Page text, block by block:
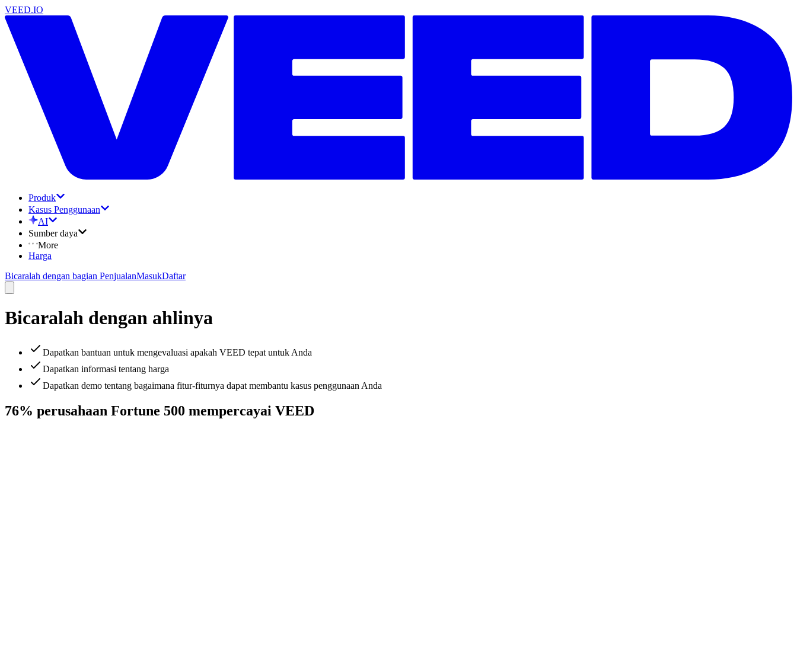
VEED.IO
Produk
Kasus Penggunaan
AI
Sumber daya
More
Harga
Bicaralah dengan bagian PenjualanMasukDaftar
Bicaralah dengan ahlinya
Dapatkan bantuan untuk mengevaluasi apakah VEED tepat untuk Anda
Dapatkan informasi tentang harga
Dapatkan demo tentang bagaimana fitur-fiturnya dapat membantu kasus penggunaan Anda
76% perusahaan Fortune 500 mempercayai VEED